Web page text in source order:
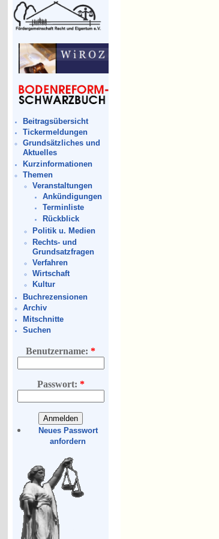
Beitragsübersicht
Tickermeldungen
Grundsätzliches und
Aktuelles
Kurzinformationen
Themen
Veranstaltungen
Ankündigungen
Terminliste
Rückblick
Politik u. Medien
Rechts- und
Grundsatzfragen
Verfahren
Wirtschaft
Kultur
Buchrezensionen
Archiv
Mitschnitte
Suchen
Benutzername:*
Passwort: *
Neues Passwort
anfordern